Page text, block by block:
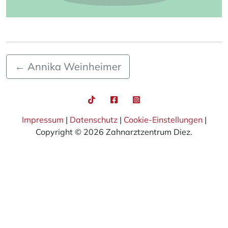
← Annika Weinheimer
Impressum | Datenschutz| Cookie-Einstellungen|
Copyright © 2026 Zahnarztzentrum Diez.